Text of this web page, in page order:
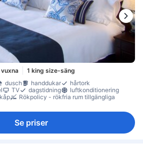
1 king size-säng
dusch handdukar
hårtork
TV dagstidning
luftkonditionering
Rökpolicy - rökfria rum tillgängliga
Se priser